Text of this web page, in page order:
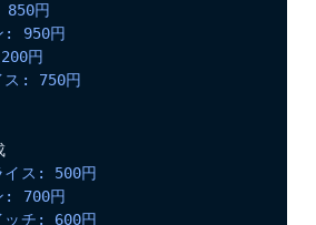
円
: 950円
円
ス: 750円
LunchListの生成
イス: 500円
: 700円
ッチ: 600円